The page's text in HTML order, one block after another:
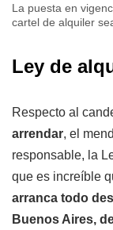
La puesta en
cartel de alquiler
Ley de
Respecto al
arrendar, el
responsable, la
que es increíble
arranca todo
Buenos Aires,